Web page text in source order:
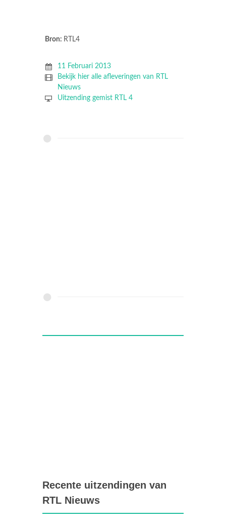
Bron: RTL4
11 Februari 2013
Bekijk hier alle afleveringen van RTL
Nieuws
Uitzending gemist RTL 4
Recente uitzendingen van
RTL Nieuws